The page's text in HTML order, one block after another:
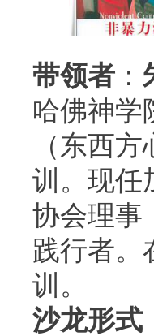
带领者 ：
哈佛神学
（东西
训。现任
协会理事
践行者。
训。
沙龙形式